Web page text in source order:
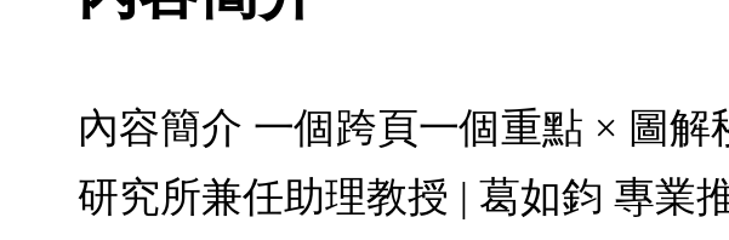
內容簡介 一個跨頁一個重點 × 圖
研究所兼任助理教授 | 葛如鈞 專業